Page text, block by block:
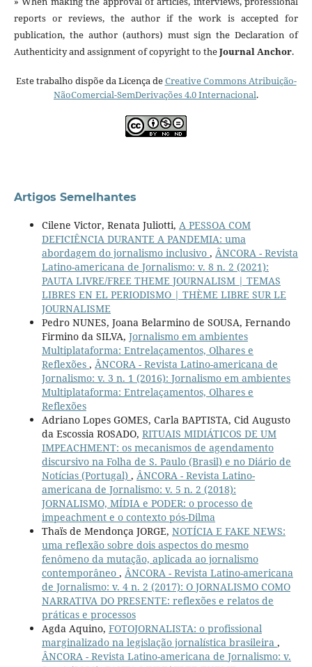
reports or reviews, the author if the work is accepted for
publication, the author (authors) must sign the Declaration of
Authenticity and assignment of copyright to theJournal Anchor.
Este trabalho dispõe da Licença deCreative Commons Atribuição-
NãoComercial-SemDerivações 4.0 Internacional.
Artigos Semelhantes
Cilene Victor, Renata Juliotti, A PESSOA COM
DEFICIÊNCIA DURANTE A PANDEMIA: uma
abordagem do jornalismo inclusivo , ÂNCORA - Revista
Latino-americana de Jornalismo: v. 8 n. 2 (2021):
PAUTA LIVRE/FREE THEME JOURNALISM | TEMAS
LIBRES EN EL PERIODISMO | THÈME LIBRE SUR LE
JOURNALISME
Pedro NUNES, Joana Belarmino de SOUSA, Fernando
Firmino da SILVA, Jornalismo em ambientes
Multiplataforma: Entrelaçamentos, Olhares e
Reflexões , ÂNCORA - Revista Latino-americana de
Jornalismo: v. 3 n. 1 (2016): Jornalismo em ambientes
Multiplataforma: Entrelaçamentos, Olhares e
Reflexões
Adriano Lopes GOMES, Carla BAPTISTA, Cid Augusto
da Escossia ROSADO, RITUAIS MIDIÁTICOS DE UM
IMPEACHMENT: os mecanismos de agendamento
discursivo na Folha de S. Paulo (Brasil) e no Diário de
Notícias (Portugal) , ÂNCORA - Revista Latino-
americana de Jornalismo: v. 5 n. 2 (2018):
JORNALISMO, MÍDIA e PODER: o processo de
impeachment e o contexto pós-Dilma
Thaïs de Mendonça JORGE, NOTÍCIA E FAKE NEWS:
uma reflexão sobre dois aspectos do mesmo
fenômeno da mutação, aplicada ao jornalismo
contemporâneo , ÂNCORA - Revista Latino-americana
de Jornalismo: v. 4 n. 2 (2017): O JORNALISMO COMO
NARRATIVA DO PRESENTE: reflexões e relatos de
práticas e processos
Agda Aquino, FOTOJORNALISTA: o profissional
marginalizado na legislação jornalística brasileira ,
ÂNCORA - Revista Latino-americana de Jornalismo: v.